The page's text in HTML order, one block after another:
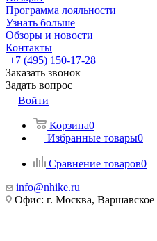
Программа лояльности
Узнать больше
Обзоры и новости
Контакты
+7 (495) 150-17-28
Заказать звонок
Задать вопрос
Войти
Корзина0
Избранные товары0
Сравнение товаров0
info@nhike.ru
Офис: г. Москва,